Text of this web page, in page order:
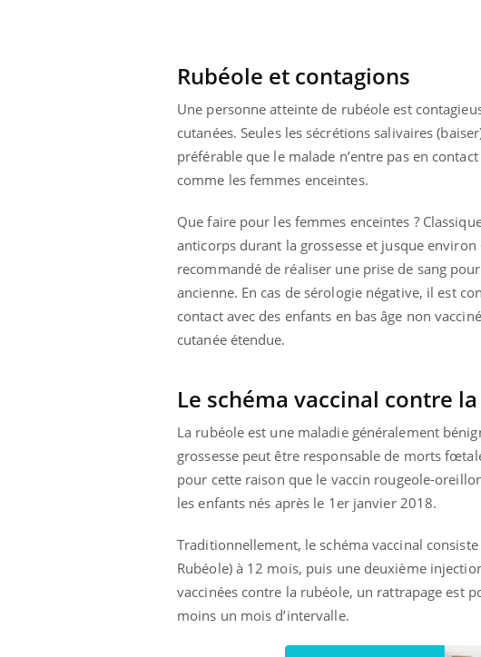
Rubéole et contagions
Une personneatteinte de rubéole est
cutanées. Seules les sécrétions salivaires
préférable que le malade n’entre pas en
comme les femmes enceintes.
Que faire pour les femmes enceintes ?
anticorps durant la grossesse et jusque environ
recommandé de réaliser une prise de sang
ancienne. En cas de sérologie négative, il est
contact avec des enfants en bas âge non
cutanée étendue.
Le schéma vaccinal contre
La rubéole est une maladie généralement
grossesse peut être responsable de morts
pour cette raison que le vaccin rougeole-
les enfants nés après le 1er janvier 2018.
Traditionnellement, le schéma vaccinal consiste
Rubéole) à 12 mois, puis une deuxième
vaccinées contre la rubéole, un rattrapage est
moins un mois d’intervalle.